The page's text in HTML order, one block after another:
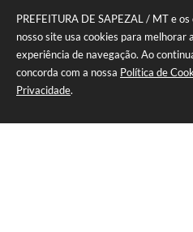
PREFEITURA DE SAPEZAL / MT e os
nosso site usa cookies para melhorar
experiência de navegação. Ao
concorda com a nossa Política de
Privacidade.